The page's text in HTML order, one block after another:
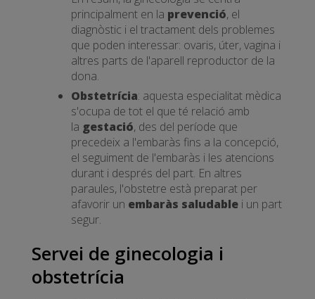
principalment en la prevenció, el
diagnòstic i el tractament dels problemes
que poden interessar: ovaris, úter, vagina i
altres parts de l'aparell reproductor de la
dona.
Obstetrícia: aquesta especialitat mèdica
s'ocupa de tot el que té relació amb
la gestació, des del període que
precedeix a l'embaràs fins a la concepció,
el seguiment de l'embaràs i les atencions
durant i després del part. En altres
paraules, l'obstetre està preparat per
afavorir un embaràs saludable i un part
segur.
Servei de ginecologia i
obstetrícia